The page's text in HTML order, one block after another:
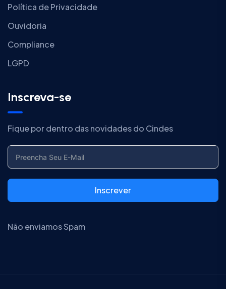
Política de Privacidade
Ouvidoria
Compliance
LGPD
Inscreva-se
Fique por dentro das novidades do Cindes
Inscrever
Não enviamos Spam